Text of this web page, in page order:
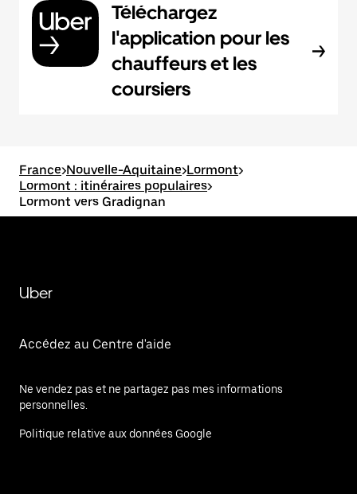
Téléchargez
l'application pour les
chauffeurs et les
coursiers
France>Nouvelle-Aquitaine>Lormont>
Lormont : itinéraires populaires>
Lormont vers Gradignan
Uber
Accédez au Centre d'aide
Ne vendez pas et ne partagez pas mes informations
personnelles.
Politique relative aux données Google